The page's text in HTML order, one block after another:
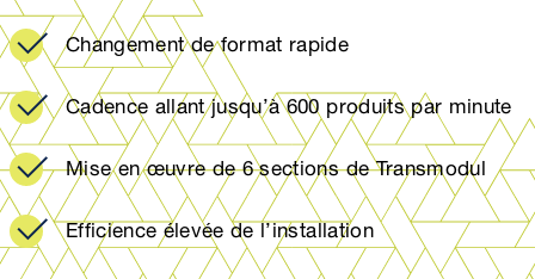
Changement de format rapide
Cadence allant jusqu’à 600 produits par minute
Mise en œuvre de 6 sections de Transmodul
Efficience élevée de l’installation